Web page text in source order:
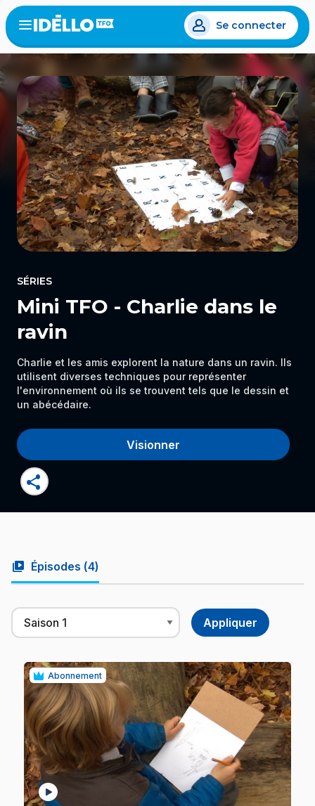
Aller
au
contenu
principal
Open
menu
Se connecter
SÉRIES
Mini TFO - Charlie dans le
ravin
Charlie et les amis explorent la nature dans un ravin. Ils
utilisent diverses techniques pour représenter
l'environnement où ils se trouvent tels que le dessin et
un abécédaire.
Visionner
share
video_library Épisodes (4)
Abonnement
play_circle